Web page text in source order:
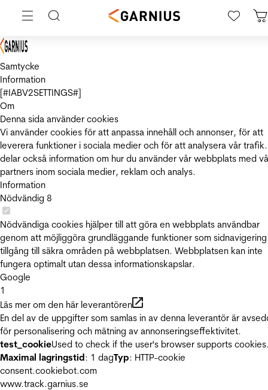
Samtycke
Information
[#IABV2SETTINGS#]
Om
Denna sida använder cookies
Vi använder cookies för att anpassa innehåll och annonser, för att
leverera funktioner i sociala medier och för att analysera vår
delar också information om hur du använder vår webbplats med
partners inom sociala medier, reklam och analys.
Information
Nödvändig 8
Nödvändiga cookies hjälper till att göra en webbplats användbar
genom att möjliggöra grundläggande funktioner som
tillgång till säkra områden på webbplatsen. Webbplatsen kan inte
fungera optimalt utan dessa informationskapslar.
Google
1
Läs mer om den här leverantören
En del av de uppgifter som samlas in av denna leverantör är
för personalisering och mätning av annonseringseffektivitet.
test_cookieUsed to check if the user's browser supports
Maximal lagringstid: 1 dagTyp: HTTP-cookie
consent.cookiebot.com
www.track.garnius.se